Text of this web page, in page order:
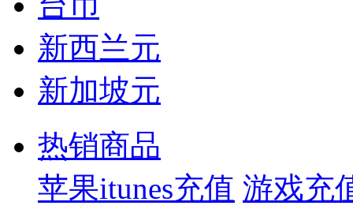
新西兰元
新加坡元
热销商品
苹果itunes充值 游戏充